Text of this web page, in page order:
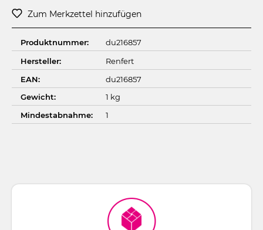
Zum Merkzettel hinzufügen
Produktnummer:
du216857
Hersteller:
Renfert
EAN:
du216857
Gewicht:
1 kg
Mindestabnahme:
1